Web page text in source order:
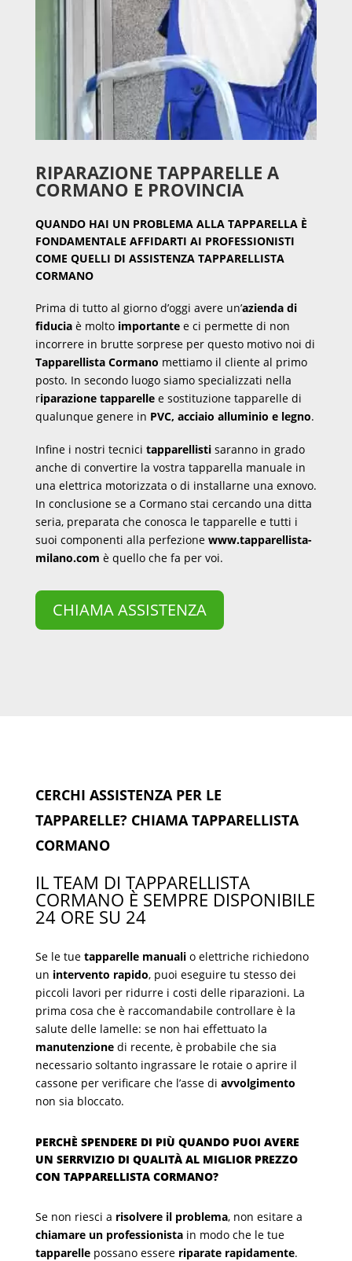
RIPARAZIONE TAPPARELLE A
CORMANO E PROVINCIA
QUANDO HAI UN PROBLEMA ALLA TAPPARELLA È
FONDAMENTALE AFFIDARTI AI PROFESSIONISTI
COME QUELLI DI ASSISTENZA TAPPARELLISTA
CORMANO
Prima di tutto al giorno d’oggi avere un’azienda di
fiduciaè molto importantee ci permette di non
incorrere in brutte sorprese per questo motivo noi di
Tapparellista Cormano mettiamo il cliente al primo
posto. In secondo luogo siamo specializzati nella
riparazione tapparellee sostituzione tapparelle di
qualunque genere in PVC, acciaio alluminio e legno.
Infine i nostri tecnici tapparellistisaranno in grado
anche di convertire la vostra tapparella manuale in
una elettrica motorizzata o di installarne una exnovo.
In conclusione se a Cormano stai cercando una ditta
seria, preparata che conosca le tapparelle e tutti i
suoi componenti alla perfezione www.tapparellista-
milano.com è quello che fa per voi.
CHIAMA ASSISTENZA
CERCHI ASSISTENZA PER LE
TAPPARELLE? CHIAMA TAPPARELLISTA
CORMANO
IL TEAM DI TAPPARELLISTA
CORMANO È SEMPRE DISPONIBILE
24 ORE SU 24
Se le tue tapparelle manualio elettriche richiedono
un intervento rapido, puoi eseguire tu stesso dei
piccoli lavori per ridurre i costi delle riparazioni. La
prima cosa che è raccomandabile controllare è la
salute delle lamelle: se non hai effettuato la
manutenzionedi recente, è probabile che sia
necessario soltanto ingrassare le rotaie o aprire il
cassone per verificare che l’asse di avvolgimento
non sia bloccato.
PERCHÈ SPENDERE DI PIÙ QUANDO PUOI AVERE
UN SERRVIZIO DI QUALITÀ AL MIGLIOR PREZZO
CON TAPPARELLISTA CORMANO?
Se non riesci a risolvere il problema, non esitare a
chiamare un professionistain modo che le tue
tapparellepossano essere riparate rapidamente.